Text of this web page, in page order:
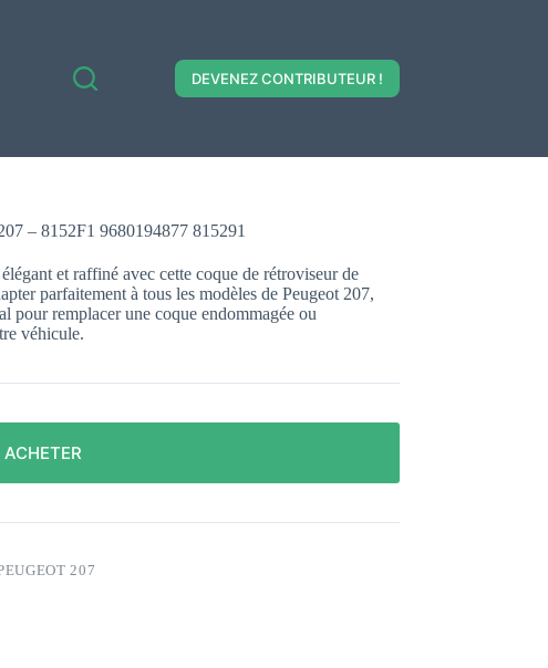
DEVENEZ CONTRIBUTEUR !
– 8152F1 9680194877 815291
et raffiné avec cette coque de rétroviseur de
parfaitement à tous les modèles de Peugeot 207,
pour remplacer une coque endommagée ou
véhicule.
ACHETER
207